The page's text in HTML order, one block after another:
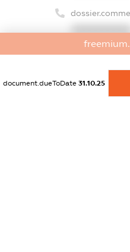
document.dueToDate 31.10.25